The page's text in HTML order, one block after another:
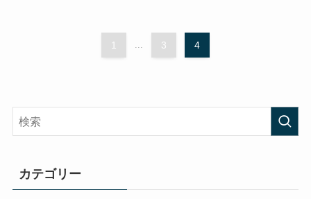
1 ... 3 4
カテゴリー